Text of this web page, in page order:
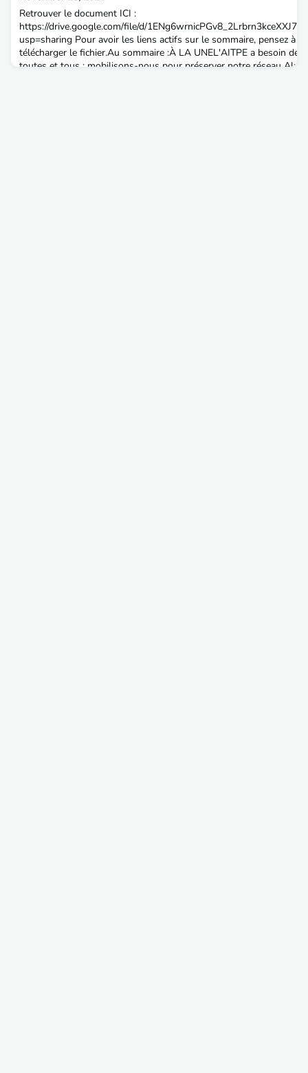
Larousse est claire, le travail de l’ingénieur se positionne dans
l’avenir par rapport à l
Retrouver le document ICI :
https://drive.google.com/file/d/
usp=sharing Pour avoir les liens actifs sur le sommaire, pensez à
télécharger le fichier.Au sommaire :À LA UNEL'AITPE a besoin de
toutes et tous : mobilisons-nous pour préserver notre réseau